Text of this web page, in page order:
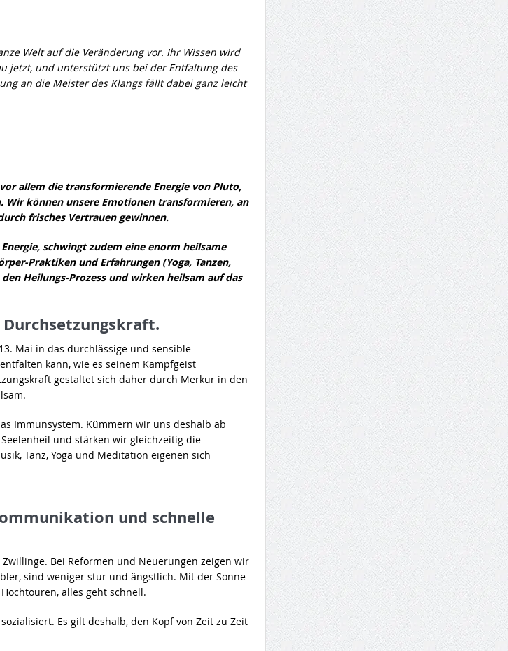
Welt auf die Veränderung vor. Ihr Wissen wird
jetzt, und unterstützt uns bei der Entfaltung des
an die Meister des Klangs fällt dabei ganz leicht
allem die transformierende Energie von Pluto,
Wir können unsere Emotionen transformieren, an
frisches Vertrauen gewinnen.
schwingt zudem eine enorm heilsame
Praktiken und Erfahrungen (Yoga, Tanzen,
Heilungs-Prozess und wirken heilsam auf das
Durchsetzungskraft.
Mai in das durchlässige und sensible
kann, wie es seinem Kampfgeist
gestaltet sich daher durch Merkur in den
Immunsystem. Kümmern wir uns deshalb ab
und stärken wir gleichzeitig die
Tanz, Yoga und Meditation eigenen sich
und schnelle
Bei Reformen und Neuerungen zeigen wir
sind weniger stur und ängstlich. Mit der Sonne
alles geht schnell.
Es gilt deshalb, den Kopf von Zeit zu Zeit